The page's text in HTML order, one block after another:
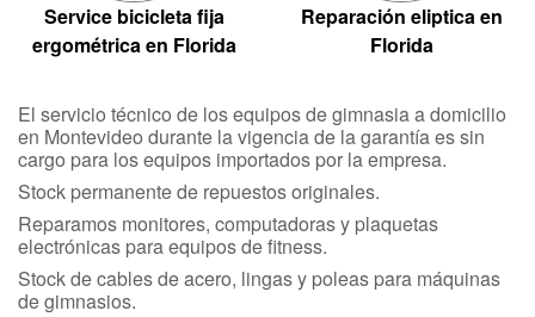
Service bicicleta fija
ergométrica en Florida
Reparación eliptica en
Florida
El servicio técnico de los equipos de gimnasia a domicilio
en Montevideo durante la vigencia de la garantía es sin
cargo para los equipos importados por la empresa.
Stock permanente de repuestos originales.
Reparamos monitores, computadoras y plaquetas
electrónicas para equipos de fitness.
Stock de cables de acero, lingas y poleas para máquinas
de gimnasios.